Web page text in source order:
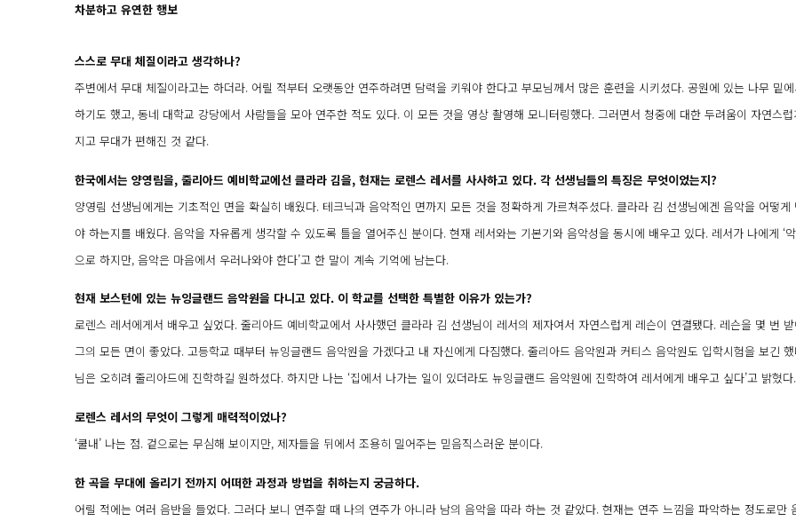
차분하고 유연한 행보
스스로 무대 체질이라고 생각하나?
주변에서 무대 체질이라고는 하더라. 어릴 적부터 오랫동안 연주하려면 담력을 키워야 한다고 부모님께서 많은 훈련을 시키셨다. 공원에 있는 나무 밑
하기도 했고, 동네 대학교 강당에서 사람들을 모아 연주한 적도 있다. 이 모든 것을 영상 촬영해 모니터링했다. 그러면서 청중에 대한 두려움이 자연스
지고 무대가 편해진 것 같다.
한국에서는 양영림을, 줄리아드 예비학교에선 클라라 김을, 현재는 로렌스 레서를 사사하고 있다. 각 선생님들의 특징은 무엇이었는지?
양영림 선생님에게는 기초적인 면을 확실히 배웠다. 테크닉과 음악적인 면까지 모든 것을 정확하게 가르쳐주셨다. 클라라 김 선생님에겐 음악을 어떻게
야 하는지를 배웠다. 음악을 자유롭게 생각할 수 있도록 틀을 열어주신 분이다. 현재 레서와는 기본기와 음악성을 동시에 배우고 있다. 레서가 나에게 ‘
으로 하지만, 음악은 마음에서 우러나와야 한다’고 한 말이 계속 기억에 남는다.
현재 보스턴에 있는 뉴잉글랜드 음악원을 다니고 있다. 이 학교를 선택한 특별한 이유가 있는가?
로렌스 레서에게서 배우고 싶었다. 줄리아드 예비학교에서 사사했던 클라라 김 선생님이 레서의 제자여서 자연스럽게 레슨이 연결됐다. 레슨을 몇 번
그의 모든 면이 좋았다. 고등학교 때부터 뉴잉글랜드 음악원을 가겠다고 내 자신에게 다짐했다. 줄리아드 음악원과 커티스 음악원도 입학시험을 보긴
님은 오히려 줄리아드에 진학하길 원하셨다. 하지만 나는 ‘집에서 나가는 일이 있더라도 뉴잉글랜드 음악원에 진학하여 레서에게 배우고 싶다’고 밝혔다.
로렌스 레서의 무엇이 그렇게 매력적이었나?
‘쿨내’ 나는 점. 겉으로는 무심해 보이지만, 제자들을 뒤에서 조용히 밀어주는 믿음직스러운 분이다.
한 곡을 무대에 올리기 전까지 어떠한 과정과 방법을 취하는지 궁금하다.
어릴 적에는 여러 음반을 들었다. 그러다 보니 연주할 때 나의 연주가 아니라 남의 음악을 따라 하는 것 같았다. 현재는 연주 느낌을 파악하는 정도로만